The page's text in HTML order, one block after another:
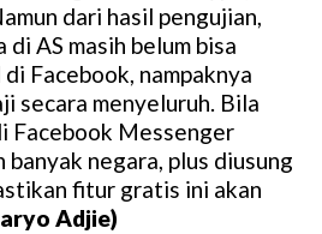
dari hasil pengujian,
AS masih belum bisa
Facebook, nampaknya
secara menyeluruh. Bila
Facebook Messenger
negara, plus diusung
fitur gratis ini akan
Adjie)